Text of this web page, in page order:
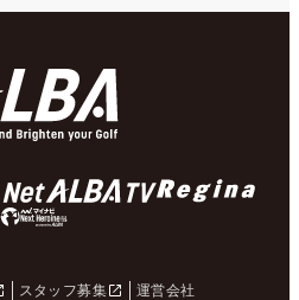
スタッフ募集
運営会社